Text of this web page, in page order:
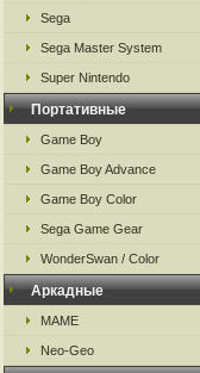
Sega
Sega Master System
Super Nintendo
Портативные
Game Boy
Game Boy Advance
Game Boy Color
Sega Game Gear
WonderSwan / Color
Аркадные
MAME
Neo-Geo